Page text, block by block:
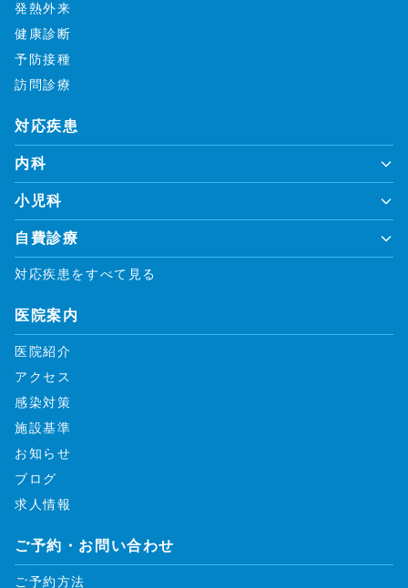
発熱外来
健康診断
予防接種
訪問診療
対応疾患
内科
小児科
自費診療
対応疾患をすべて見る
医院案内
医院紹介
アクセス
感染対策
施設基準
お知らせ
ブログ
求人情報
ご予約・お問い合わせ
ご予約方法